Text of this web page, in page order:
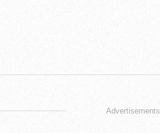
Advertisements